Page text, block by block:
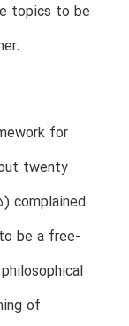
topics to be
for
twenty
complained
be a free-
of